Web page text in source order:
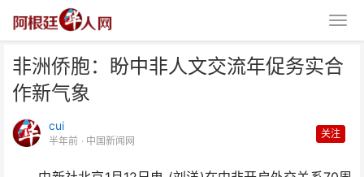
非洲侨胞：盼中非人文交流年促务实合
作新气象
cui
半年前 · 中国新闻网
关注